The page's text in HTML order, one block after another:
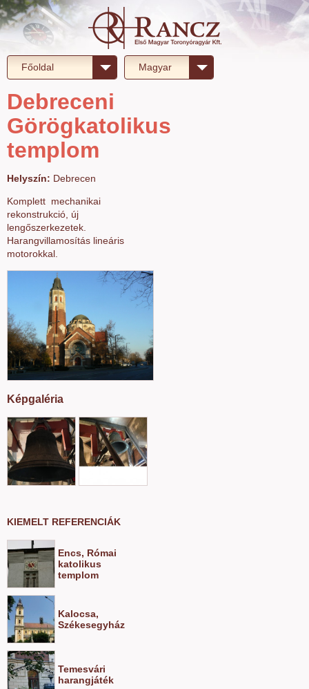
Főoldal Magyar
Debreceni
Görögkatolikus
templom
Helyszín: Debrecen
Komplett mechanikai
rekonstrukció, új
lengőszerkezetek.
Harangvillamosítás lineáris
motorokkal.
Képgaléria
KIEMELT REFERENCIÁK
Encs, Római
katolikus
templom
Kalocsa,
Székesegyház
Temesvári
harangjáték